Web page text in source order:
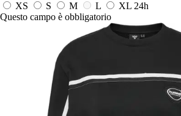
XS
S M L XL 24h
Questo campo è obbligatorio